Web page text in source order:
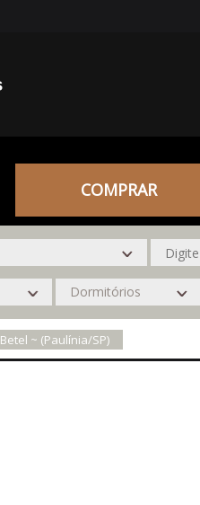
COMPRAR
Betel ~ (Paulínia/SP)